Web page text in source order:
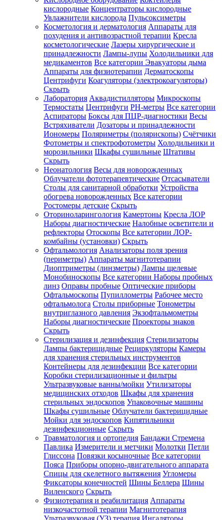
Зарегистрироваться
Зачем
регистрироваться?
Все
покупки
одном
месте
Личный
менеджер
Отслеживание
статуса
заказа
кислородные Концентраторы кислородные
Увлажнители кислорода Пульсоксиметры
Косметология и дерматология Аппараты для
похудения и антивозрастной терапии Кресла
косметологические Лазеры хирургические и
принадлежности Лампы-лупы Холодильники для
медикаментов Все категории Эвакуаторы дыма
Аппараты для физиотерапии Дерматоскопы
Центрифуги Коагуляторы (электрокоагуляторы)
Скрыть
Лаборатория Аквадистилляторы Микроскопы
Термостаты Центрифуги PH-метры Все категории
Аспираторы Боксы для ПЦР-диагностики Весы
Встряхиватели Дозаторы и принадлежности
Иономеры Поляриметры (полярископы) Счётчики
Фотометры и спектрофотометры Холодильники и
морозильники Шкафы сушильные Штативы
Скрыть
Неонатология Весы для новорожденных
Облучатели фототерапевтические Отсасыватели
Столы для санитарной обработки Устройства
обогрева новорожденных Все категории
Ростомеры детские Скрыть
Оториноларингология Камертоны Кресла ЛОР
Наборы диагностические Налобные осветители и
рефлекторы Отоскопы Все категории ЛОР-
комбайны (установки) Скрыть
Офтальмология Анализаторы поля зрения
(периметры) Аппараты магнитотерапии
Диоптриметры (линзметры) Лампы щелевые
Монобиноскопы Все категории Наборы пробных
линз Оправы пробные Оптические приборы
Офтальмоскопы Пупиллометры Рабочее место
офтальмолога Столы приборные Тонометры
внутриглазного давления Экзофтальмометры
Наборы диагностические Проекторы знаков
Скрыть
Стерилизация и дезинфекция Стерилизаторы
Лампы бактерицидные Рециркуляторы Камеры
для хранения стерильных инструментов
Контейнеры для дезинфекции Все категории
Коробки стерилизационные и фильтры
Ультразвуковые ванны/мойки Утилизаторы
медицинских отходов Шкафы для хранения
стерильных эндоскопов Упаковочные машины
Шкафы сушильные Облучатели бактерицидные
Мойки для эндоскопов Кипятильники
дезинфекционные Скрыть
Травматология и ортопедия Бандажи Стремена
Павлика Измерители и метчики Молотки Петли
Глиссона Повязки косыночные Все категории
Пояса Приборы опорно-двигательного аппарата
Спицы для скелетного вытяжения Угломеры
Фиксаторы конечностей Шины Беллера Шины
Виленского Скрыть
Физиотерапия и реабилитация Аппараты
низкочастотной терапии Магнитотерапия
Ультразвуковая (УЗ) терапия Ингаляторы